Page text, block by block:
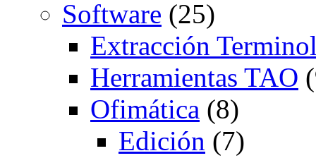
Software (25)
Extracción
Herramientas TAO
Ofimática (8)
Edición (7)